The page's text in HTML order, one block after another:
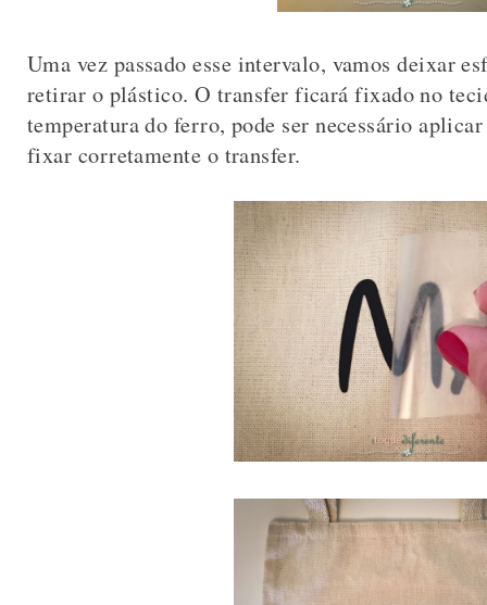
Uma vez passado esse intervalo, vamos deixar
retirar o plástico. O transfer ficará fixado no
temperatura do ferro, pode ser necessário
fixar corretamente o transfer.